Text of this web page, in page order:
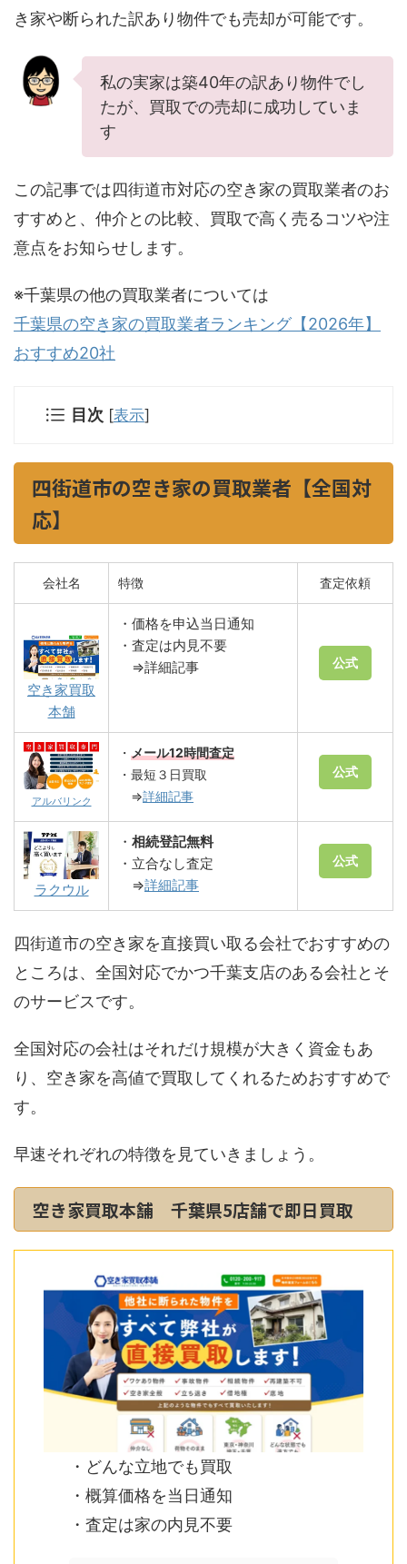
き家や断られた訳あり物件でも売却が可能です。
私の実家は築40年の訳あり物件でし
たが、買取での売却に成功していま
す
この記事では四街道市対応の空き家の買取業者のお
すすめと、仲介との比較、買取で高く売るコツや注
意点をお知らせします。
※千葉県の他の買取業者については
千葉県の空き家の買取業者ランキング【2026年】
おすすめ20社
目次 [表示]
四街道市の空き家の買取業者【全国対
応】
会社名 特徴 査定依頼
空き家買取
本舗
・価格を申込当日通知
・査定は内見不要
⇒詳細記事
公式
アルバリンク
・ メール12時間査定
・最短３日買取
⇒詳細記事
公式
ラクウル
・ 相続登記無料
・立合なし査定
⇒詳細記事
公式
四街道市の空き家を直接買い取る会社でおすすめの
ところは、全国対応でかつ千葉支店のある会社とそ
のサービスです。
全国対応の会社はそれだけ規模が大きく資金もあ
り、空き家を高値で買取してくれるためおすすめで
す。
早速それぞれの特徴を見ていきましょう。
空き家買取本舗 千葉県5店舗で即日買取
・どんな立地でも買取
・概算価格を当日通知
・査定は家の内見不要